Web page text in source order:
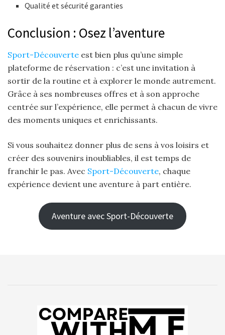
Qualité et sécurité garanties
Conclusion : Osez l’aventure
Sport-Découverte est bien plus qu’une simple
plateforme de réservation : c’est une invitation à
sortir de la routine et à explorer le monde autrement.
Grâce à ses nombreuses offres et à son approche
centrée sur l’expérience, elle permet à chacun de vivre
des moments uniques et enrichissants.
Si vous souhaitez donner plus de sens à vos loisirs et
créer des souvenirs inoubliables, il est temps de
franchir le pas. Avec Sport-Découverte, chaque
expérience devient une aventure à part entière.
Aventure avec Sport-Découverte